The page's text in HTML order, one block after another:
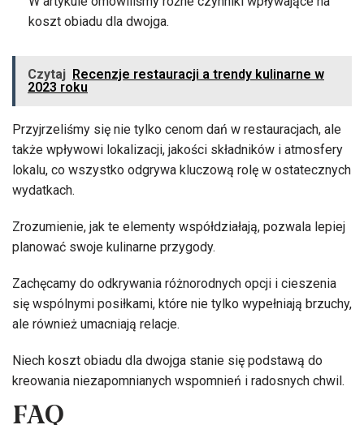
koszt obiadu dla dwojga.
Czytaj Recenzje restauracji a trendy kulinarne w
2023 roku
Przyjrzeliśmy się nie tylko cenom dań w restauracjach, ale
także wpływowi lokalizacji, jakości składników i atmosfery
lokalu, co wszystko odgrywa kluczową rolę w ostatecznych
wydatkach.
Zrozumienie, jak te elementy współdziałają, pozwala lepiej
planować swoje kulinarne przygody.
Zachęcamy do odkrywania różnorodnych opcji i cieszenia
się wspólnymi posiłkami, które nie tylko wypełniają brzuchy,
ale również umacniają relacje.
Niech koszt obiadu dla dwojga stanie się podstawą do
kreowania niezapomnianych wspomnień i radosnych chwil.